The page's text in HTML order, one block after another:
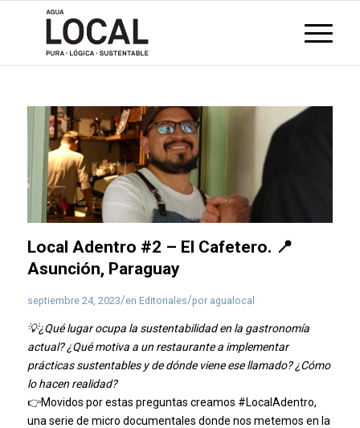
Local Adentro #2 – El Cafetero. 📍
Asunción, Paraguay
septiembre 24, 2023/en Editoriales/por agualocal
💡¿Qué lugar ocupa la sustentabilidad en la gastronomía
actual? ¿Qué motiva a un restaurante a implementar
prácticas sustentables y de dónde viene ese llamado? ¿Cómo
lo hacen realidad?
👉Movidos por estas preguntas creamos #LocalAdentro,
una serie de micro documentales donde nos metemos en la